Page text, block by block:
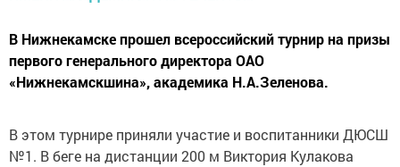
В Нижнекамске прошел всероссийский турнир на призы
первого генерального директора ОАО
«Нижнекамскшина», академика Н.А.Зеленова.
В этом турнире приняли участие и воспитанники ДЮСШ
№1. В беге на дистанции 200 м Виктория Кулакова